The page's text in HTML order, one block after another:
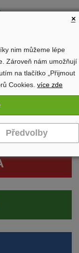
×
nim můžeme lépe
Zároveň nám umožňují
na tlačítko „Přijmout
Cookies. více zde